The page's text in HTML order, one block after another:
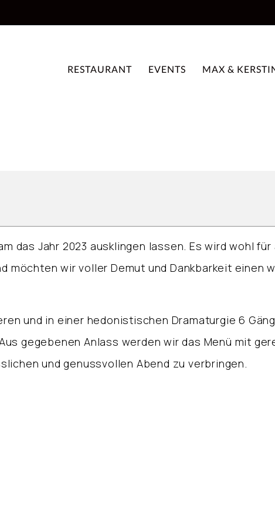
RESTAURANT EVENTS MAX &
das Jahr 2023 ausklingen lassen. Es wird wohl
wir voller Demut und Dankbarkeit einen
und in einer hedonistischen Dramaturgie 6
gegebenen Anlass werden wir das Menü mit
und genussvollen Abend zu verbringen.